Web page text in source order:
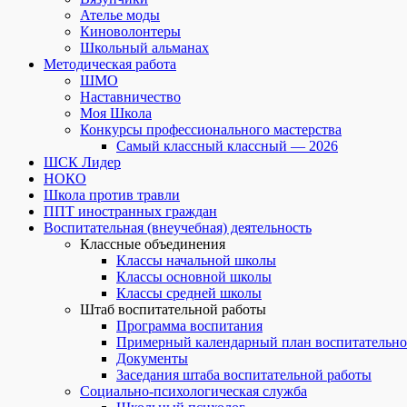
Ателье моды
Киноволонтеры
Школьный альманах
Методическая работа
ШМО
Наставничество
Моя Школа
Конкурсы профессионального мастерства
Самый классный классный — 2026
ШСК Лидер
НОКО
Школа против травли
ППТ иностранных граждан
Воспитательная (внеучебная) деятельность
Классные объединения
Классы начальной школы
Классы основной школы
Классы средней школы
Штаб воспитательной работы
Программа воспитания
Примерный календарный план
Документы
Заседания штаба воспитательной работы
Социально-психологическая служба